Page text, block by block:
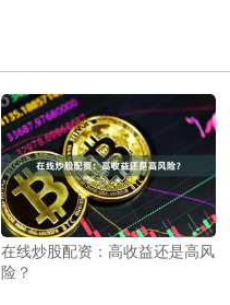
在线炒股配资：高收益还是高风
险？